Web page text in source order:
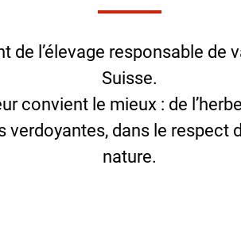
de l’élevage responsable de
Suisse.
convient le mieux : de
verdoyantes, dans le respect
nature.